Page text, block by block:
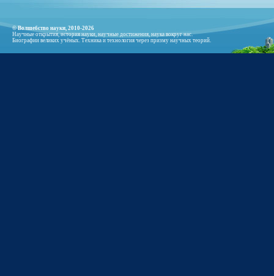
© Волшебство науки, 2010-2026
Научные открытия, история науки, научные достижения, наука вокруг нас.
Биографии великих учёных. Техника и технология через призму научных теорий.